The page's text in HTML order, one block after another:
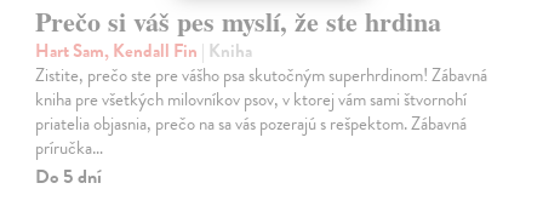
Prečo si váš pes myslí, že ste hrdina
Hart Sam, Kendall Fin | Kniha
Zistite, prečo ste pre vášho psa skutočným superhrdinom! Zábavná
kniha pre všetkých milovníkov psov, v ktorej vám sami štvornohí
priatelia objasnia, prečo na sa vás pozerajú s rešpektom. Zábavná
príručka…
Do 5 dní